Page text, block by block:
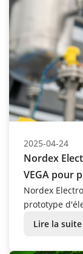
2025-04-24
Nordex
VEGA pour
Nordex
prototype
Lire la suite